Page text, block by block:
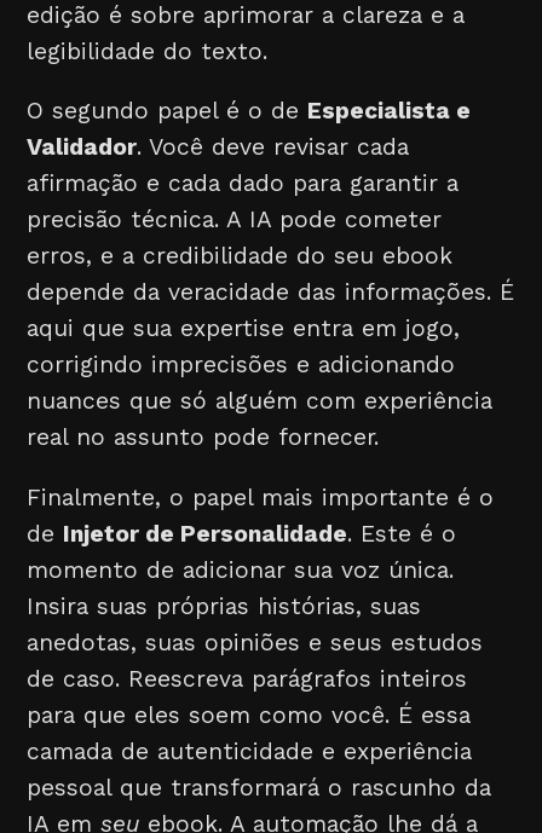
edição é sobre aprimorar a clareza e a
legibilidade do texto.
O segundo papel é o de Especialista e
Validador. Você deve revisar cada
afirmação e cada dado para garantir a
precisão técnica. A IA pode cometer
erros, e a credibilidade do seu ebook
depende da veracidade das informações. É
aqui que sua expertise entra em jogo,
corrigindo imprecisões e adicionando
nuances que só alguém com experiência
real no assunto pode fornecer.
Finalmente, o papel mais importante é o
de Injetor de Personalidade. Este é o
momento de adicionar sua voz única.
Insira suas próprias histórias, suas
anedotas, suas opiniões e seus estudos
de caso. Reescreva parágrafos inteiros
para que eles soem como você. É essa
camada de autenticidade e experiência
pessoal que transformará o rascunho da
IA emseu ebook. A automação lhe dá a